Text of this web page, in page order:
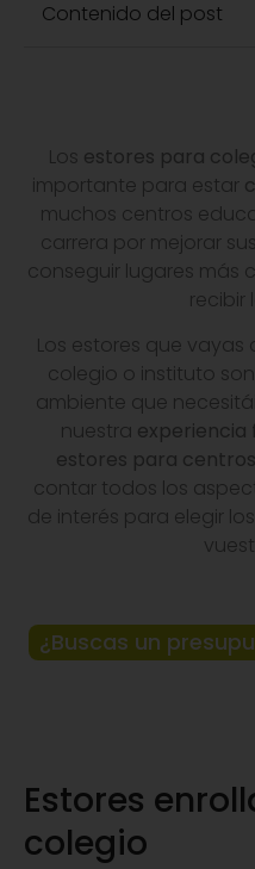
Contenido del post
Los estores para
importante para estar
muchos centros
carrera por mejorar
conseguir lugares más
recibir
Los estores que
colegio o instituto
ambiente que
nuestra experiencia
estores para
contar todos los
de interés para elegir
¿Buscas un
Estores
colegio